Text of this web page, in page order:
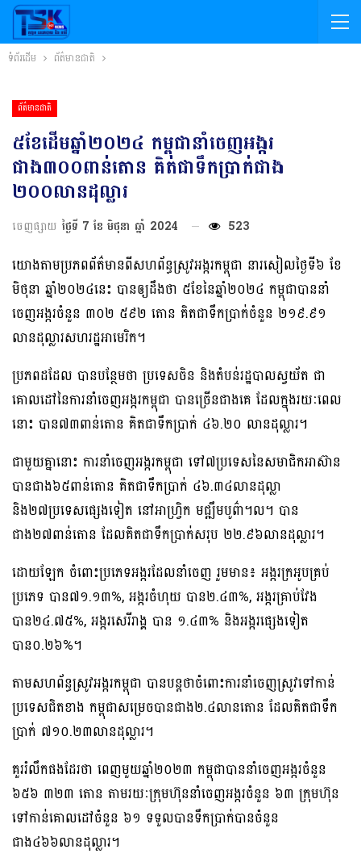
ទំព័រដើម ព័ត៌មានជាតិ
ព័ត៌មានជាតិ
៥ខែដើមឆ្នាំ២០២៤ កម្ពុជានាំចេញអង្ករ
ជាង៣០០ពាន់តោន គិតជាទឹកប្រាក់ជាង
២០០លានដុល្លារ
ចេញផ្សាយ ថ្ងៃទី 7 ខែ មិថុនា ឆ្នាំ 2024 523
យោងតាមប្រភពព័ត៌មានពីសហព័ន្ធស្រូវអង្ករកម្ពុជា នារសៀលថ្ងៃទី៦ ខែ
មិថុនា ឆ្នាំ២០២៤នេះ បានឲ្យដឹងថា ៥ខែនៃឆ្នាំ២០២៤ កម្ពុជាបាននាំ
ចេញអង្ករចំនួន ៣០២ ៥៩២ តោន គិតជាទឹកប្រាក់ចំនួន ២១៩.៩១
លានដុល្លារសហរដ្ឋអាមេរិក។
ប្រភពដដែល បានបន្ថែមថា ប្រទេសចិន និងតំបន់រដ្ឋបាលស្វយ័ត ជា
គោលដៅនៃការនាំចេញអង្ករកម្ពុជា បានច្រើនជាងគេ ដែលក្នុងរយៈពេល
នោះ បាន៧៣ពាន់តោន គិតជាទឹកប្រាក់ ៤៦.២០ លានដុល្លារ។
ជាមួយគ្នានោះ ការនាំចេញអង្ករកម្ពុជា ទៅ៧ប្រទេសនៃសមាជិកអាស៊ាន
បានជាង៦៥ពាន់តោន គិតជាទឹកប្រាក់ ៤៦.៣៤លានដុល្លា
និង២៧ប្រទេសផ្សេងទៀត នៅអាហ្វ្រិក មជ្ឍឹមបូព៌ា។ល។ បាន
ជាង២៧ពាន់តោន ដែលគិតជាទឹកប្រាក់សរុប ២២.៩៦លានដុល្លារ។
ដោយឡែក ចំពោះប្រភេទអង្ករដែលនាំចេញ រួមមាន៖ អង្ករក្រអូបគ្រប់
ប្រភេទ បាន៧១.១៣%, អង្ករចំហុយ បាន២.៤៣%, អង្ករគ្រាប់វែង
បាន២៤.៧៥%, អង្ករសេរីរាង្គ បាន ១.៤៣% និងអង្ករផ្សេងទៀត
បាន០.២៦%។
តាមសហព័ន្ធស្រូវអង្ករកម្ពុជា បានបន្តថាចំពោះការនាំចេញស្រូវទៅកាន់
ប្រទេសជិតខាង កម្ពុជាសម្រេចបានជាង២.៤លានតោន ដែលគិតជាទឹក
ប្រាក់ ៧១០.២៣លានដុល្លារ។
គួររំលឹកផងដែរថា ពេញមួយឆ្នាំ២០២៣ កម្ពុជាបាននាំចេញអង្ករចំនួន
៦៥៦ ៣២៣ តោន តាមរយៈក្រុមហ៊ុននាំចេញអង្ករចំនួន ៦៣ ក្រុមហ៊ុន
ទៅកាន់គោលដៅចំនួន ៦១ ទទួលបានទឹកប្រាក់បានចំនួន
ជាង៤៦៦លានដុល្លារ។